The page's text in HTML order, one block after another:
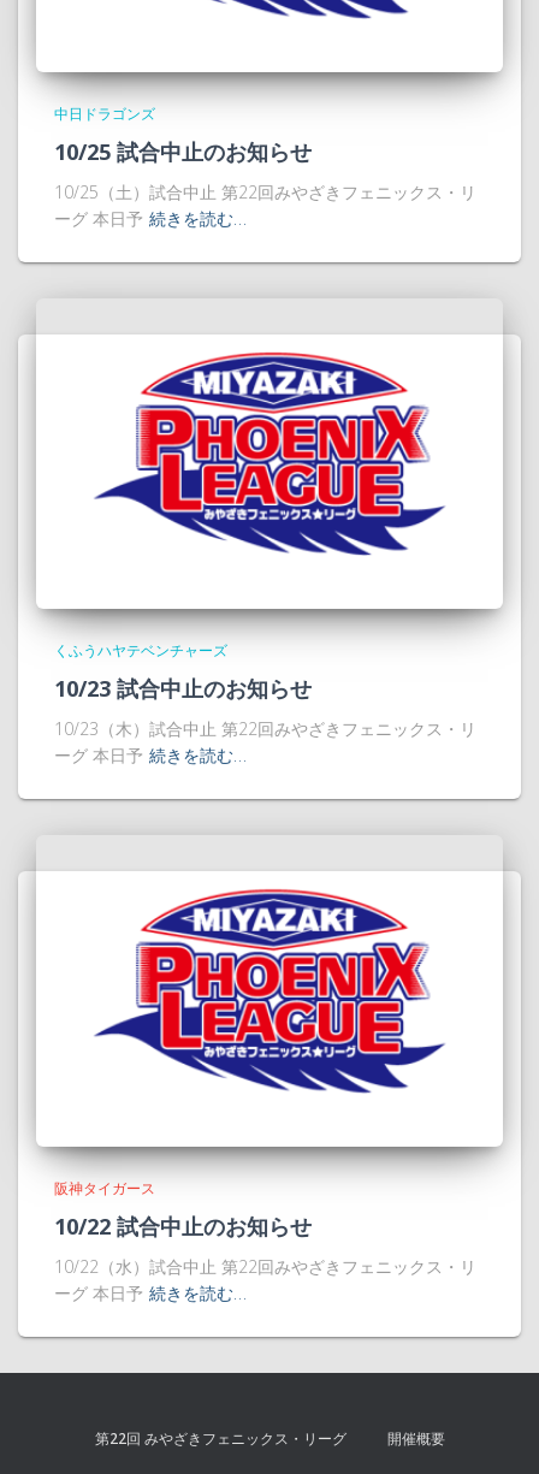
中日ドラゴンズ
10/25 試合中止のお知らせ
10/25（土）試合中止 第22回みやざきフェニックス・リ
ーグ 本日予 続きを読む…
くふうハヤテベンチャーズ
10/23 試合中止のお知らせ
10/23（木）試合中止 第22回みやざきフェニックス・リ
ーグ 本日予 続きを読む…
阪神タイガース
10/22 試合中止のお知らせ
10/22（水）試合中止 第22回みやざきフェニックス・リ
ーグ 本日予 続きを読む…
第22回 みやざきフェニックス・リーグ 開催概要